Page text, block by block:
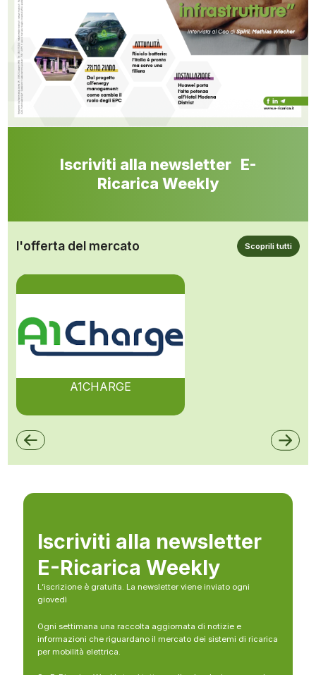
Iscriviti alla newsletter E-
Ricarica Weekly
l'offerta del mercato Scoprili tutti
A1CHARGE
Iscriviti alla newsletter
E-Ricarica Weekly
L’iscrizione è gratuita. La newsletter viene inviato ogni
giovedì
Ogni settimana una raccolta aggiornata di notizie e
informazioni che riguardano il mercato dei sistemi di ricarica
per mobilità elettrica.